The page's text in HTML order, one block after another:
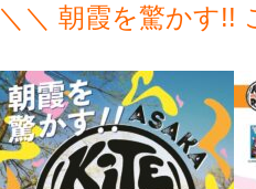
＼＼ 朝霞を驚かす!!